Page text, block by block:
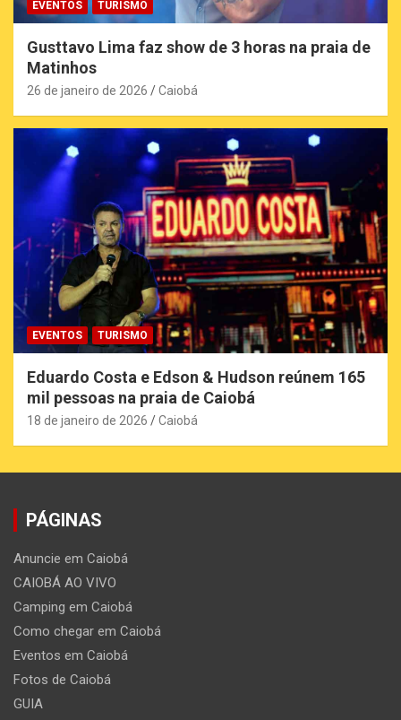
EVENTOS TURISMO
Gusttavo Lima faz show de 3 horas na praia de
Matinhos
26 de janeiro de 2026 Caiobá
EVENTOS TURISMO
Eduardo Costa e Edson & Hudson reúnem 165
mil pessoas na praia de Caiobá
18 de janeiro de 2026 Caiobá
PÁGINAS
Anuncie em Caiobá
CAIOBÁ AO VIVO
Camping em Caiobá
Como chegar em Caiobá
Eventos em Caiobá
Fotos de Caiobá
GUIA